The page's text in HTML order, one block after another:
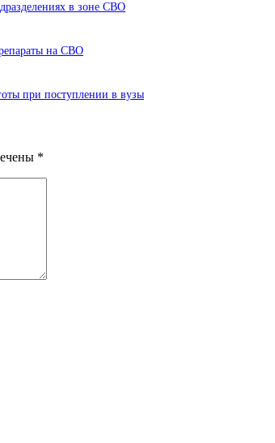
в зоне СВО
на СВО
при поступлении в вузы
*